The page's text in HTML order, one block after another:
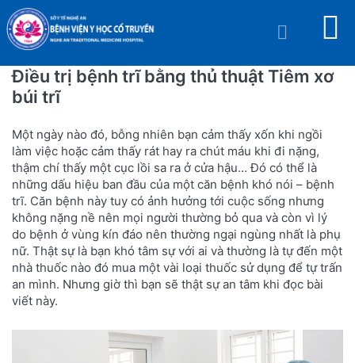
Điều trị bệnh trĩ bằng thủ thuật Tiêm xơ
búi trĩ
Một ngày nào đó, bỗng nhiên bạn cảm thấy xốn khi ngồi
làm việc hoặc cảm thấy rát hay ra chút máu khi đi nặng,
thậm chí thấy một cục lồi sa ra ở cửa hậu… Đó có thể là
những dấu hiệu ban đầu của một căn bệnh khó nói – bệnh
trĩ. Căn bệnh này tuy có ảnh hưởng tới cuộc sống nhưng
không nặng nề nên mọi người thường bỏ qua và còn vì lý
do bệnh ở vùng kín đáo nên thường ngại ngùng nhất là phụ
nữ. Thật sự là bạn khó tâm sự với ai và thường là tự đến một
nhà thuốc nào đó mua một vài loại thuốc sử dụng để tự trấn
an mình. Nhưng giờ thì bạn sẽ thật sự an tâm khi đọc bài
viết này.